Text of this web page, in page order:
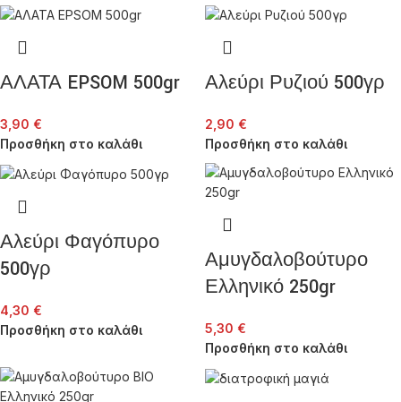
ΑΛΑΤΑ EPSOM 500gr
3,90 €
Προσθήκη στο καλάθι
Αλεύρι Ρυζιού 500γρ
2,90 €
Προσθήκη στο καλάθι
Αλεύρι Φαγόπυρο
500γρ
4,30 €
Προσθήκη στο καλάθι
Αμυγδαλοβούτυρο
Ελληνικό 250gr
5,30 €
Προσθήκη στο καλάθι